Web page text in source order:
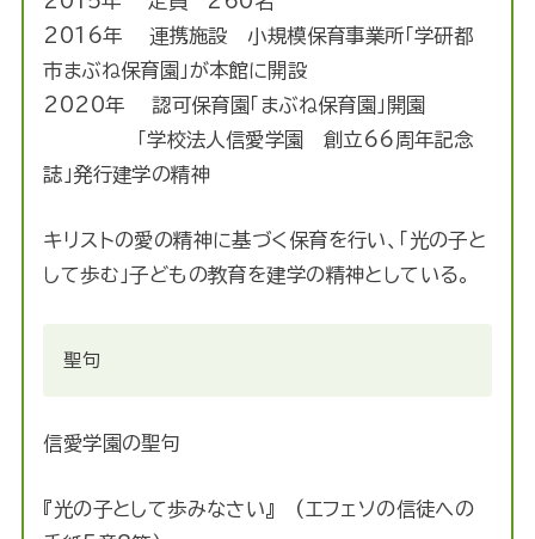
2016年 連携施設 小規模保育事業所「学研都
市まぶね保育園」が本館に開設
2020年 認可保育園「まぶね保育園」開園
「学校法人信愛学園 創立66周年記念
誌」発行建学の精神
キリストの愛の精神に基づく保育を行い、「光の子と
して歩む」子どもの教育を建学の精神としている。
聖句
信愛学園の聖句
『光の子として歩みなさい』 (エフェソの信徒への